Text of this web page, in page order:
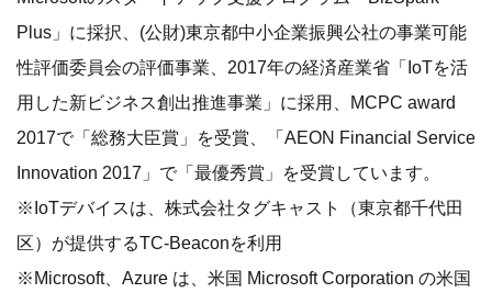
Plus」に採択、(公財)東京都中小企業振興公社の事業可能
性評価委員会の評価事業、2017年の経済産業省「IoTを活
用した新ビジネス創出推進事業」に採用、MCPC award
2017で「総務大臣賞」を受賞、「AEON Financial Service
Innovation 2017」で「最優秀賞」を受賞しています。
※IoTデバイスは、株式会社タグキャスト（東京都千代田
区）が提供するTC-Beaconを利用
※Microsoft、Azure は、米国 Microsoft Corporation の米国